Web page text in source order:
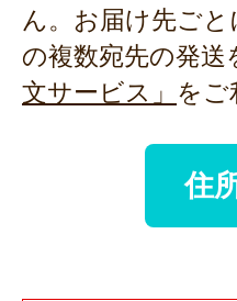
ん。お届け先ご
の複数宛先の発
文サービス」 をご
住